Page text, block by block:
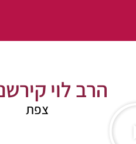
הרב לוי
צפת